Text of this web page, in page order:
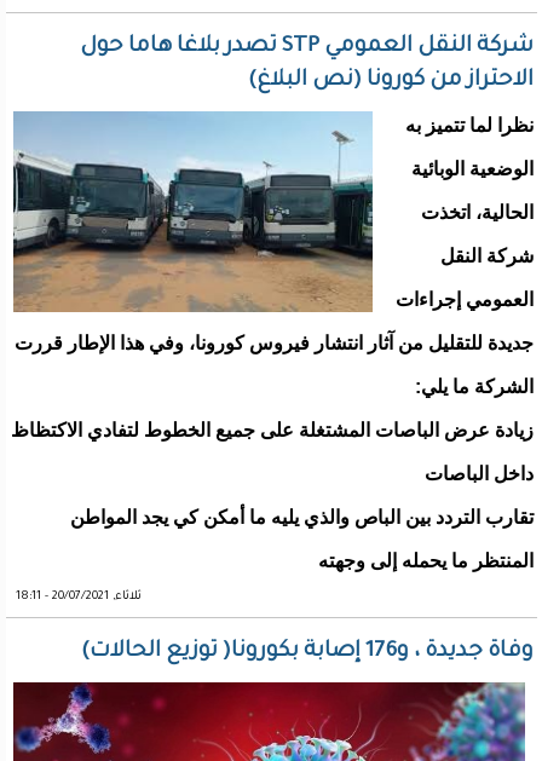
شركة النقل العمومي STP تصدر بلاغا هاما حول
الاحتراز من كورونا (نص البلاغ)
نظرا لما تتميز به
الوضعية الوبائية
الحالية، اتخذت
شركة النقل
العمومي إجراءات
جديدة للتقليل من آثار انتشار فيروس كورونا، وفي هذا الإطار قررت
الشركة ما يلي:
زيادة عرض الباصات المشتغلة على جميع الخطوط لتفادي الاكتظاظ
داخل الباصات
تقارب التردد بين الباص والذي يليه ما أمكن كي يجد المواطن
المنتظر ما يحمله إلى وجهته
ثلاثاء, 20/07/2021 - 18:11
وفاة جديدة ، و176 إصابة بكورونا( توزيع الحالات)